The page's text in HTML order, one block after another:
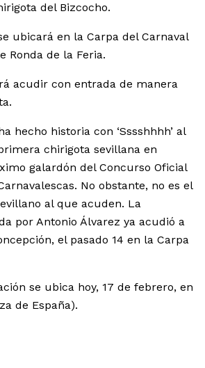
del Bizcocho.
ubicará en la Carpa del Carnaval
Ronda de la Feria.
acudir con entrada de manera
hecho historia con ‘Sssshhhh’ al
chirigota sevillana en
galardón del Concurso Oficial
No obstante, no es el
al que acuden. La
por Antonio Álvarez ya acudió a
el pasado 14 en la Carpa
se ubica hoy, 17 de febrero, en
de España).